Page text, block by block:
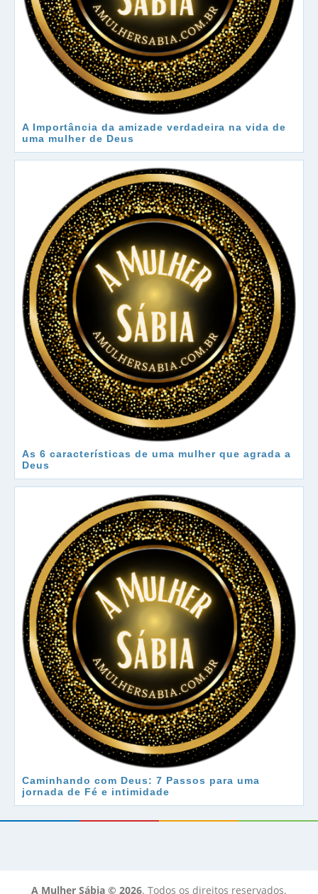
A Importância da amizade verdadeira na vida de
uma mulher de Deus
As 6 características de uma mulher que agrada a
Deus
Caminhando com Deus: 7 Passos para uma
jornada de Fé e intimidade
A Mulher Sábia © 2026. Todos os direitos reservados.